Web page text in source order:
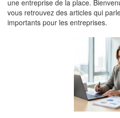
une entreprise de la place.
vous retrouvez des articles qui
importants pour les entreprises.